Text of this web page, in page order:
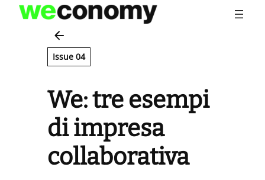
Vai
contenuto
Issue 04
We: tre esempi
di impresa
collaborativa